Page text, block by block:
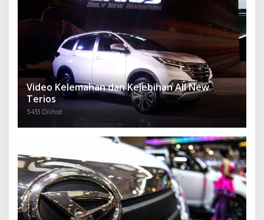
Video Kelemahan dan Kelebihan All New
Terios
5433 Dilihat